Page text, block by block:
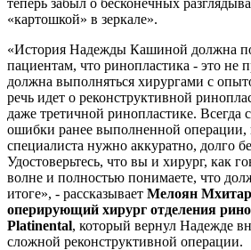
«картошкой» в зеркале».
«История Надежды Кашиной должна
пациентам, что ринопластика - это не
должна выполняться хирургами с
речь идет о реконструктивной
даже третичной ринопластике. Всегда
ошибки ранее выполненной операции,
специалиста нужно аккуратно, долго
Удостоверьтесь, что вы и хирург, как
волне и полностью понимаете, что
итоге», - рассказывает Мелоян
оперирующий хирург отделения
Platinental, который вернул Надежде
сложной реконструктивной операции.